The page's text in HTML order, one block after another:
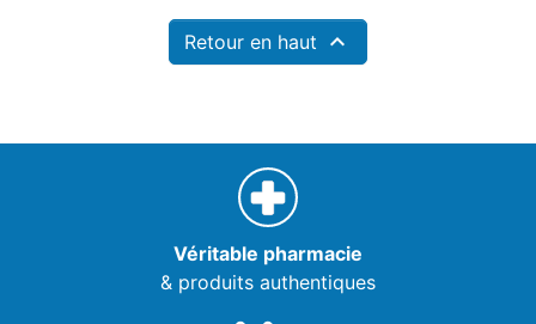
Retour en haut 
Véritable pharmacie
& produits authentiques